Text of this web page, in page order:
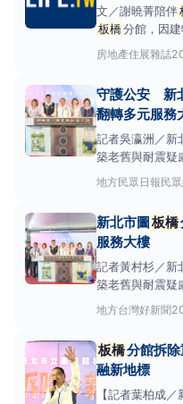
文／謝曉菁陪伴
板橋分館，因
除重建。新北市
址興建地下1層
休憩的新地標。
房地產住展雜誌
守護公安 新
翻轉多元服務
記者吳瀛洲／新
築老舊與耐震疑
規劃原地重建，
式；
板橋 分館
服務功能，預定
地標
地方民眾日報民
新北市圖板橋
服務大樓
記者黃村杉／新
築老舊與耐震疑
用需求，啟動拆
持拆除開工典禮
結合智慧閱讀、
享的新地標。侯
地方台灣好新聞
板橋分館拆除重建啟動
融新地標
【記者葉柏成